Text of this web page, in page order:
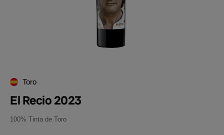
Toro
El Recio 2023
100% Tinta de Toro